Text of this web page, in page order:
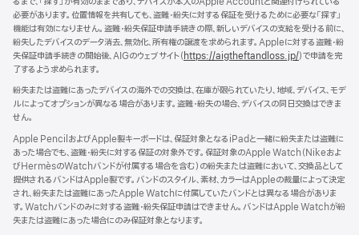
す）
き
ま
す）
必要があります。位置情報を共有しても、盗難・紛失に対する保証を受けるために必要な「探す」
機能は有効になりません。盗難・紛失保証申請手続きの際、新しいデバイスの支給を受ける前に、
紛失したデバイスのデータ消去、無効化、所有権の譲渡を求められます。Appleに対する盗難・紛
失保証申請手続きの開始後、AIGのウェブサイト（https://aigtheftandloss.jp/）で申請を完
了するよう求められます。
紛失または盗難にあったデバイスの海外での交換は、在庫が限られていたり、地域、デバイス、モデ
ルによってオプションが異なる場合があります。盗難・紛失の場合、デバイスの同日交換はできま
せん。
Apple PencilおよびApple製キーボードは、保証対象となるiPadと一緒に紛失または盗難に
あった場合でも、盗難・紛失に対する保証の対象外です。保証対象のApple Watch（Nikeおよ
びHermèsのWatchバンドが付属する場合を含む）の紛失または盗難において、交換品として
提供されるバンドはApple製です。バンドのスタイル、素材、カラーはAppleの裁量によって決定
され、紛失または盗難にあったApple Watchに付属していたバンドとは異なる場合がありま
す。Watchバンドのみに対する盗難・紛失保証申請はできません。バンドはApple Watchが紛
失または盗難にあった場合にのみ保証対象となります。